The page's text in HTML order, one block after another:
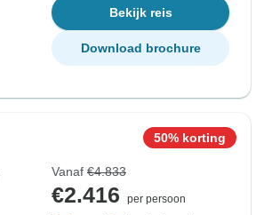
Bekijk reis
Download brochure
50% korting
Vanaf €4.833
€2.416
per persoon